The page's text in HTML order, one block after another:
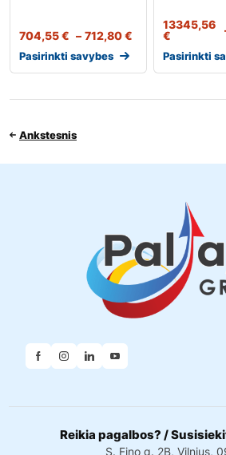
704,55€ – 712,80€
Pasirinkti savybes
13345,56
€
Pasirinkti
Ankstesnis
Reikia pagalbos? /
S. Fino g. 2B, Vilnius,